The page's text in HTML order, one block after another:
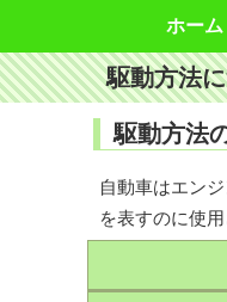
ホーム
駆動方法
駆動方法
自動車はエン
を表すのに使用